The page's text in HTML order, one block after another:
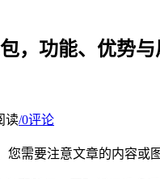
，功能、优势
读/0评论
您需要注意文章的内容或